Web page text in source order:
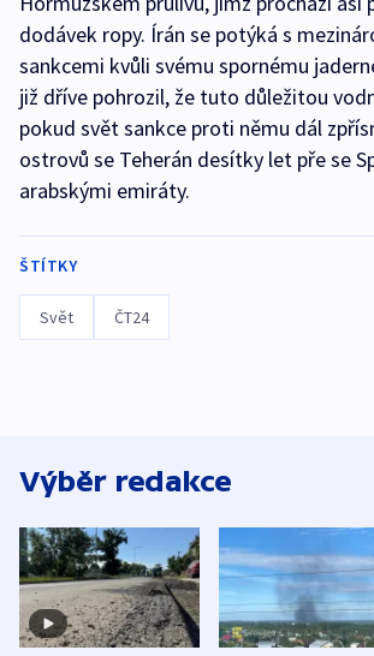
dodávek ropy. Írán se potýká s
sankcemi kvůli svému spornému
již dříve pohrozil, že tuto důležitou
pokud svět sankce proti němu dál
ostrovů se Teherán desítky let pře se
arabskými emiráty.
ŠTÍTKY
Svět ČT24
Výběr redakce